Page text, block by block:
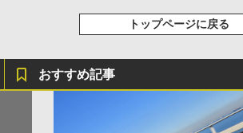
トップページに戻る
おすすめ記事